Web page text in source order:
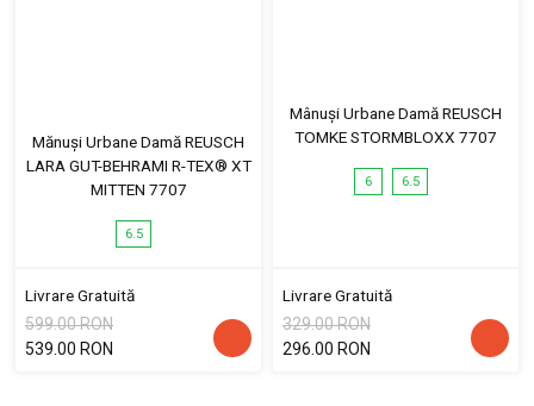
Mănuși Urbane Damă REUSCH
LARA GUT-BEHRAMI R-TEX® XT
MITTEN 7707
6.5
Livrare Gratuită
599.00 RON
539.00 RON
Mânuși Urbane Damă REUSCH
TOMKE STORMBLOXX 7707
6 6.5
Livrare Gratuită
329.00 RON
296.00 RON